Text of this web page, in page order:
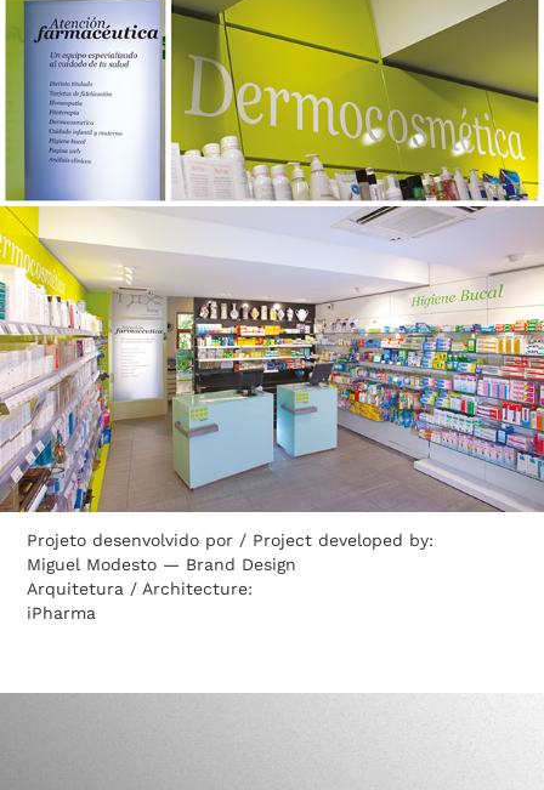
Projeto desenvolvido por / Project developed by:
Miguel Modesto — Brand Design
Arquitetura / Architecture:
iPharma